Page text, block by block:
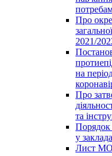
Про
2021/
на
Про
та
Порядок
у
Лист